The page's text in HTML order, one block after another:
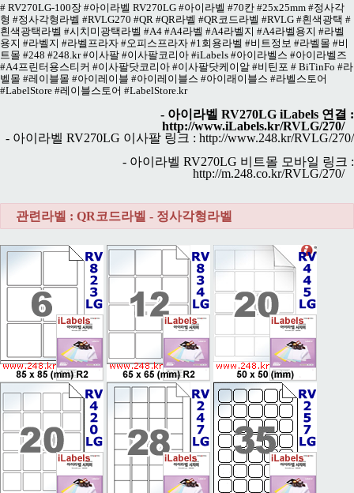
# RV270LG-100장 #아이라벨 RV270LG #아이라벨 #70칸 #25x25mm #정사각
형 #정사각형라벨 #RVLG270 #QR #QR라벨 #QR코드라벨 #RVLG #흰색광택 #
흰색광택라벨 #시치미광택라벨 #A4 #A4라벨 #A4라벨지 #A4라벨용지 #라벨
용지 #라벨지 #라벨프라자 #오피스프라자 #1회용라벨 #비트정보 #라벨몰 #비
트몰 #248 #248.kr #이사팔 #이사팔코리아 #iLabels #아이라벨스 #아이라벨즈
#A4프린터용스티커 #이사팔닷코리아 #이사팔닷케이알 #비틴포 # BiTinFo #라
벨몰 #레이블몰 #아이레이블 #아이레이블스 #아이래이블스 #라벨스토어
#LabelStore #레이블스토어 #LabelStore.kr
- 아이라벨 RV270LG iLabels 연결 :
http://www.iLabels.kr/RVLG/270/
- 아이라벨 RV270LG 이사팔 링크 : http://www.248.kr/RVLG/270/
- 아이라벨 RV270LG 비트몰 모바일 링크 :
http://m.248.co.kr/RVLG/270/
관련라벨 : QR코드라벨 - 정사각형라벨